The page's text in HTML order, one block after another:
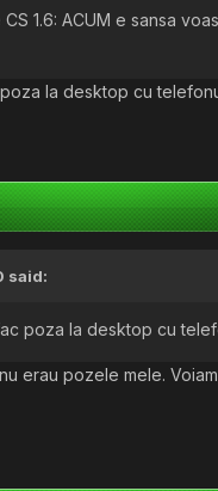
1.6: ACUM e sansa
la desktop cu
said:
poza la desktop cu
erau pozele mele.